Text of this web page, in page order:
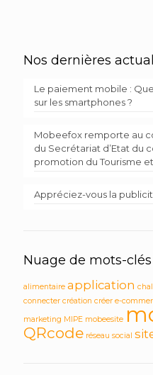
Nos dernières
Le paiement mobile :
sur les smartphones ?
Mobeefox remporte au
du Secrétariat d’Etat du
promotion du Tourisme
Appréciez-vous la
Nuage de mots-clés
alimentaire application
connecter création créer e-
marketing MIPE mobeesite
QRcode réseau social